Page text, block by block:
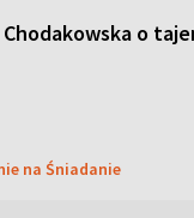
Chodakowska o
na Śniadanie